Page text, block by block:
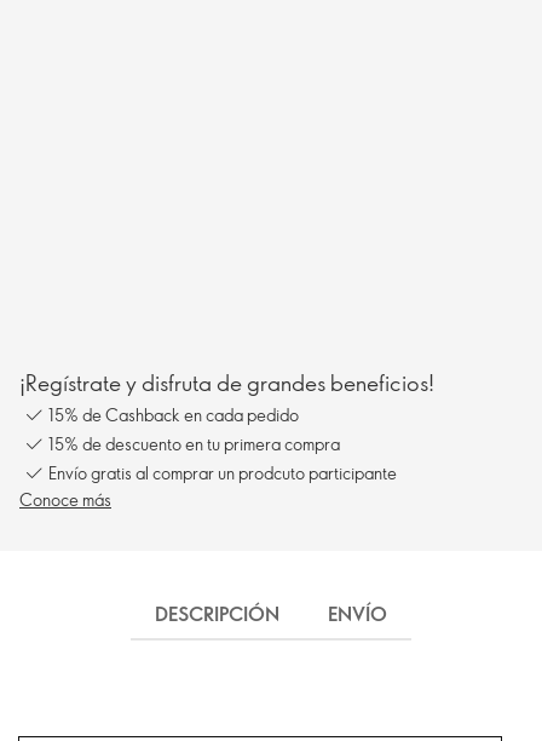
¡Regístrate y disfruta de grandes beneficios!
15% de Cashback en cada pedido
15% de descuento en tu primera compra
Envío gratis al comprar un prodcuto participante
Conoce más
DESCRIPCIÓN ENVÍO